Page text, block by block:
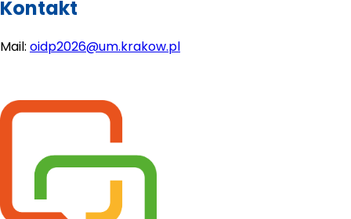
Kontakt
Mail: oidp2026@um.krakow.pl